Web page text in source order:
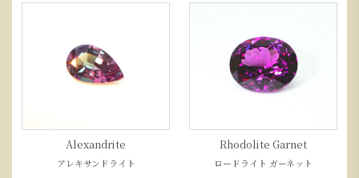
Alexandrite
アレキサンドライト
Rhodolite Garnet
ロードライト ガーネット